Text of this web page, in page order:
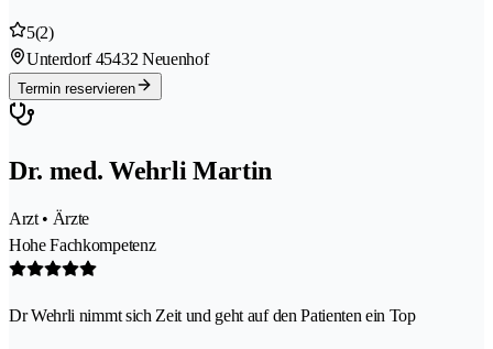
5(2)
Unterdorf 45432 Neuenhof
Termin reservieren
Dr. med. Wehrli Martin
Arzt • Ärzte
Hohe Fachkompetenz
Dr Wehrli nimmt sich Zeit und geht auf den Patienten ein Top